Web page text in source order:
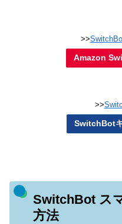
>>
Amazon
>>
SwitchBot
SwitchBot ス
方法